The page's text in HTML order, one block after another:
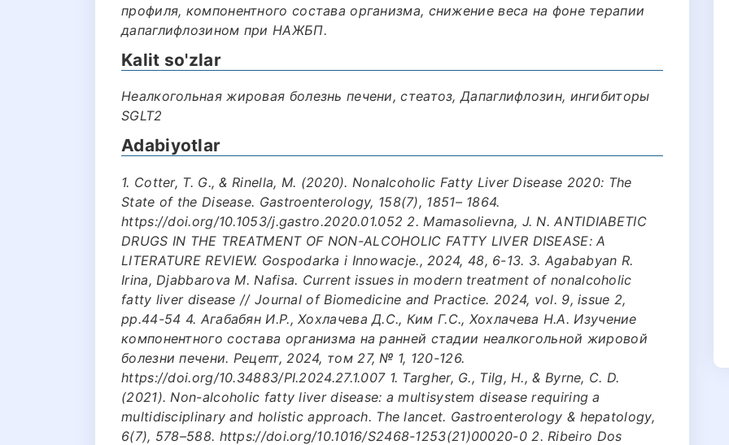
профиля, компонентного состава организма, снижение веса на фоне терапии
дапаглифлозином при НАЖБП.
Kalit so'zlar
Неалкогольная жировая болезнь печени, стеатоз, Дапаглифлозин, ингибиторы
SGLT2
Adabiyotlar
1. Cotter, T. G., & Rinella, M. (2020). Nonalcoholic Fatty Liver Disease 2020: The
State of the Disease. Gastroenterology, 158(7), 1851– 1864.
https://doi.org/10.1053/j.gastro.2020.01.052 2. Mamasolievna, J. N. ANTIDIABETIC
DRUGS IN THE TREATMENT OF NON-ALCOHOLIC FATTY LIVER DISEASE: A
LITERATURE REVIEW. Gospodarka i Innowacje., 2024, 48, 6-13. 3. Agababyan R.
Irina, Djabbarova M. Nafisa. Current issues in modern treatment of nonalcoholic
fatty liver disease // Journal of Biomedicine and Practice. 2024, vol. 9, issue 2,
pp.44-54 4. Агабабян И.Р., Хохлачева Д.С., Ким Г.С., Хохлачева Н.А. Изучение
компонентного состава организма на ранней стадии неалкогольной жировой
болезни печени. Рецепт, 2024, том 27, № 1, 120-126.
https://doi.org/10.34883/PI.2024.27.1.007 1. Targher, G., Tilg, H., & Byrne, C. D.
(2021). Non-alcoholic fatty liver disease: a multisystem disease requiring a
multidisciplinary and holistic approach. The lancet. Gastroenterology & hepatology,
6(7), 578–588. https://doi.org/10.1016/S2468-1253(21)00020-0 2. Ribeiro Dos